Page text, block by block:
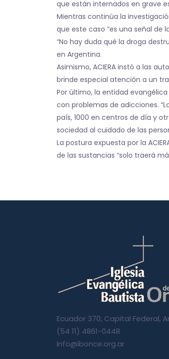
que están internados en grave
Mientras continúa la
que este caso “es una señal de
“No hay duda qué la droga
en Argentina.
Asimismo, ACIERA instó a las
brinde especial atención a un
Por último, la entidad
con problemas de adicciones.
país, 1000 en centros de día y
sociedad al cuidado de las
La postura expuesta por la
de las sustancias “solo traerá
Ecuador 370, Capital Federal,
(54 11) 4861-0448
info@ibonce.org.ar